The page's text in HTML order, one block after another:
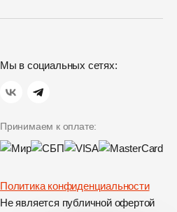
Мы в социальных сетях:
Принимаем к оплате:
Политика конфиденциальности
Не является публичной офертой